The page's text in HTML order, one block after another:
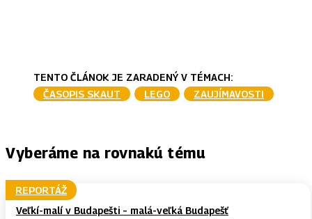
TENTO ČLÁNOK JE ZARADENÝ V TÉMACH:
ČASOPIS SKAUT
LEGO ZAUJÍMAVOSTI
Vyberáme na rovnakú tému
REPORTÁŽ
Veľkí-malí v Budapešti – malá-veľká Budapešť